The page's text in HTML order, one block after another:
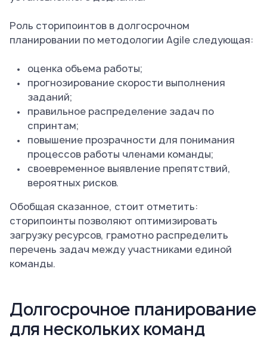
Роль сторипоинтов в долгосрочном
планировании по методологии Agile следующая:
оценка объема работы;
прогнозирование скорости выполнения
заданий;
правильное распределение задач по
спринтам;
повышение прозрачности для понимания
процессов работы членами команды;
своевременное выявление препятствий,
вероятных рисков.
Обобщая сказанное, стоит отметить:
сторипоинты позволяют оптимизировать
загрузку ресурсов, грамотно распределить
перечень задач между участниками единой
команды.
Долгосрочное планирование
для нескольких команд